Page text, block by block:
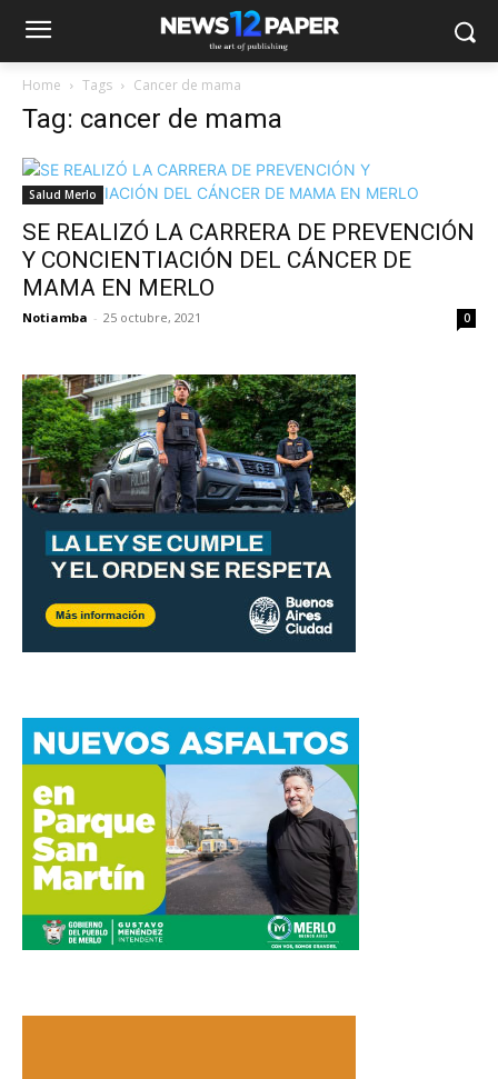
Home Tags Cancer de mama
Tag: cancer de mama
Salud Merlo
SE REALIZÓ LA CARRERA DE PREVENCIÓN
Y CONCIENTIACIÓN DEL CÁNCER DE
MAMA EN MERLO
Notiamba - 25 octubre, 2021 0